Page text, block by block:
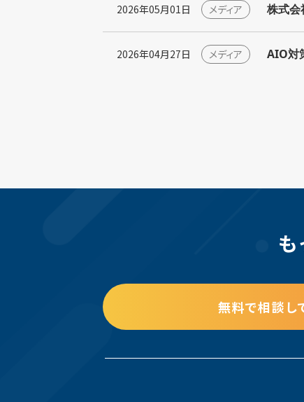
2026年05月01日 メディア 株式会
2026年04月27日 メディア AIO対
無料で相談し